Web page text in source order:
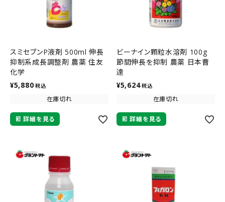
スミセブンP液剤 500ml 伸長
抑制系成長調整剤 農薬 住友
化学
¥5,880 税込
在庫切れ
詳細を見る
ビーナイン顆粒水溶剤 100g
節間伸長を抑制 農薬 日本曹
達
¥5,624 税込
在庫切れ
詳細を見る